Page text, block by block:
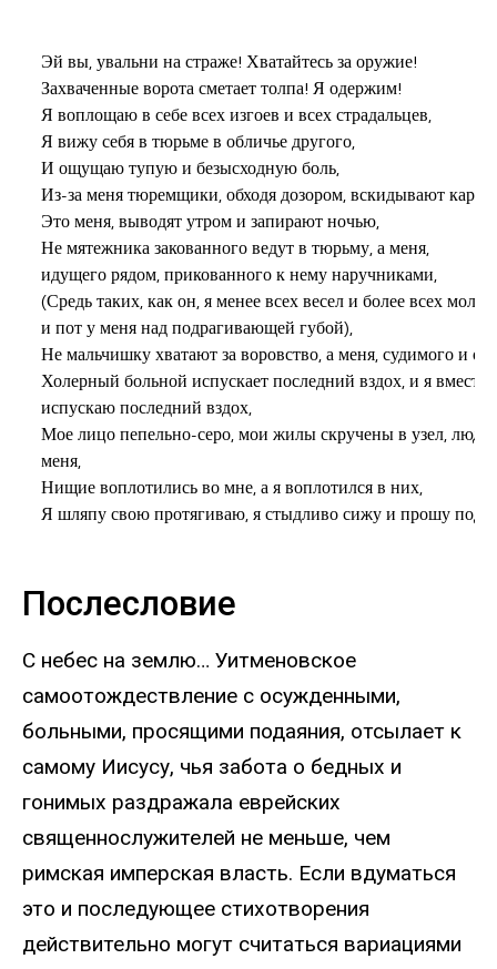
Эй вы, увальни на страже! Хватайтесь за оружие!
Захваченные ворота сметает толпа! Я одержим!
Я воплощаю в себе всех изгоев и всех страдальцев,
Я вижу себя в тюрьме в обличье другого,
И ощущаю тупую и безысходную боль,
Из-за меня тюремщики, обходя дозором, вскидывают
Это меня, выводят утром и запирают ночью,
Не мятежника закованного ведут в тюрьму, а меня,
идущего рядом, прикованного к нему наручниками,
(Средь таких, как он, я менее всех весел и более всех
и пот у меня над подрагивающей губой),
Не мальчишку хватают за воровство, а меня, судимого и
Холерный больной испускает последний вздох, и я
испускаю последний вздох,
Мое лицо пепельно-серо, мои жилы скручены в узел, люди
меня,
Нищие воплотились во мне, а я воплотился в них,
Я шляпу свою протягиваю, я стыдливо сижу и прошу
Послесловие
С небес на землю… Уитменовское
самоотождествление с осужденными,
больными, просящими подаяния, отсылает к
самому Иисусу, чья забота о бедных и
гонимых раздражала еврейских
священнослужителей не меньше, чем
римская имперская власть. Если вдуматься
это и последующее стихотворения
действительно могут считаться вариациями